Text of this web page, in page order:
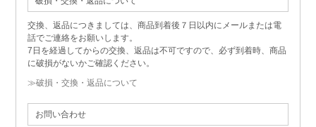
交換、返品につきましては、商品到着後７日以内にメールまたは電
話でご連絡をお願いします。
7日を経過してからの交換、返品は不可ですので、必ず到着時、商品
に破損がないかご確認ください。
≫破損・交換・返品について
お問い合わせ